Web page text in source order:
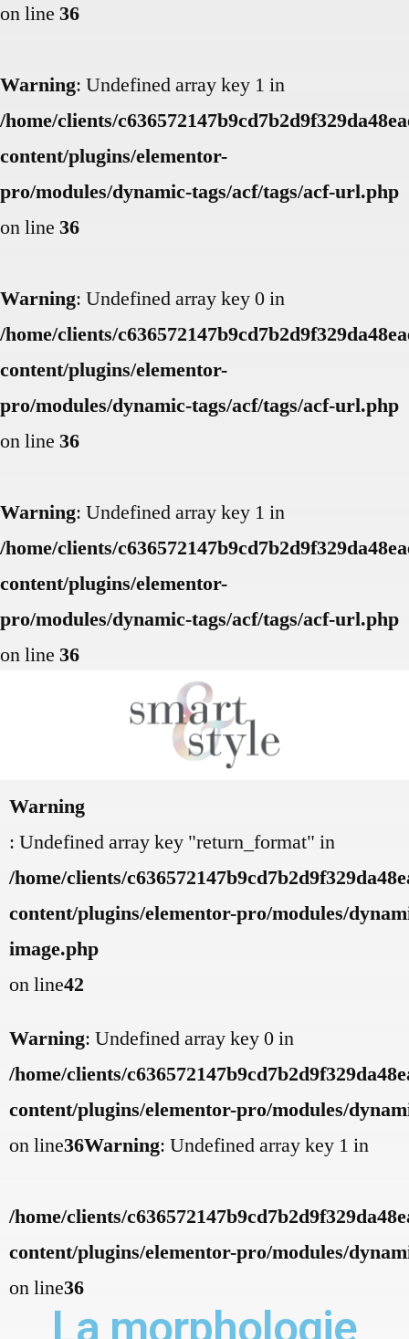
on line 36
Warning: Undefined array key 1 in
/home/clients/
content/plugins/elementor-
pro/modules/dynamic-tags/acf/tags/acf-url.php
on line 36
Warning: Undefined array key 0 in
/home/clients/
content/plugins/elementor-
pro/modules/dynamic-tags/acf/tags/acf-url.php
on line 36
Warning: Undefined array key 1 in
/home/clients/
content/plugins/elementor-
pro/modules/dynamic-tags/acf/tags/acf-url.php
on line 36
Warning
: Undefined array key "return_format" in
/home/clients/
content/plugins/elementor-pro/modules/
image.php
on line42
Warning: Undefined array key 0 in
/home/clients/
content/plugins/elementor-pro/modules/
on line36Warning: Undefined array key 1 in
/home/clients/
content/plugins/elementor-pro/modules/
on line36
La morphologie